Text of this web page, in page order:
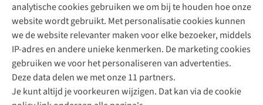
analytische cookies gebruiken we om bij te houden hoe onze
website wordt gebruikt. Met personalisatie cookies kunnen
we de website relevanter maken voor elke bezoeker, middels
IP-adres en andere unieke kenmerken. De marketing cookies
gebruiken we voor het personaliseren van advertenties.
Deze data delen we met onze 11 partners.
Je kunt altijd je voorkeuren wijzigen. Dat kan via de cookie
Contactformulier